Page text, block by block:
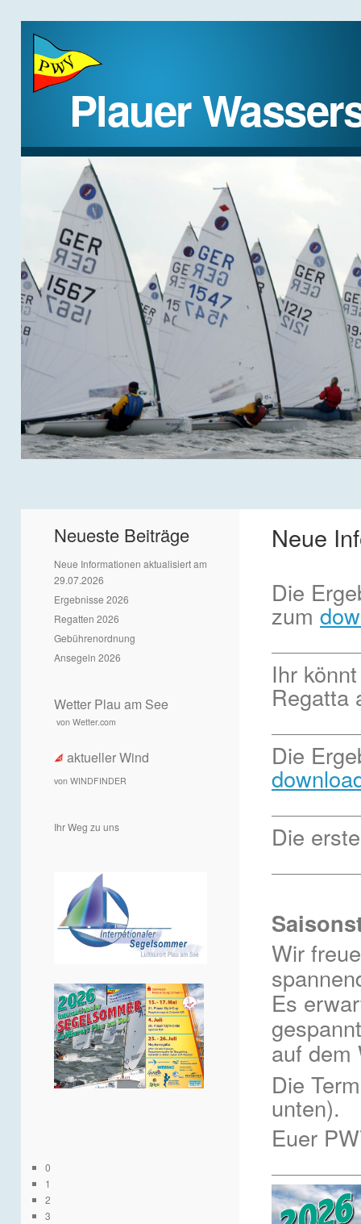
Plauer
STARTSEITE
0
1
2
3
Neueste Beiträge
Neue Informationen aktualisiert am
29.07.2026
Ergebnisse 2026
Regatten 2026
Gebührenordnung
Ansegeln 2026
Wetter Plau am See
von Wetter.com
aktueller Wind
von WINDFINDER
Ihr Weg zu uns
Neue
Die
zum
Ihr
Regatta
Die
Die
Wir
Es
auf dem
Die
unten).
Euer